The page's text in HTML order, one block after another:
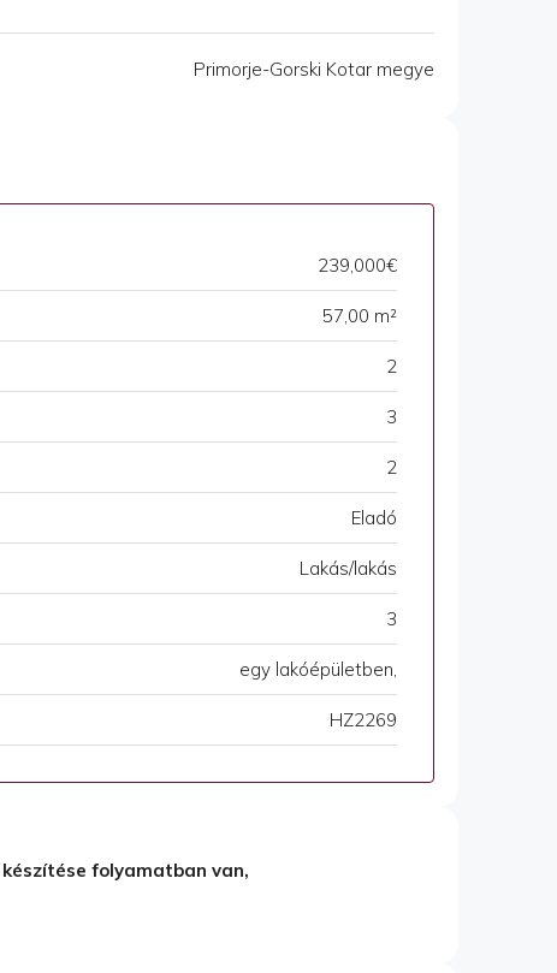
Primorje-Gorski Kotar megye
239,000€
57,00 m²
2
3
2
Eladó
Lakás/lakás
3
egy lakóépületben,
HZ2269
folyamatban van,